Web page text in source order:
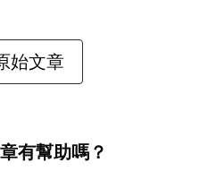
始文章
有幫助嗎？